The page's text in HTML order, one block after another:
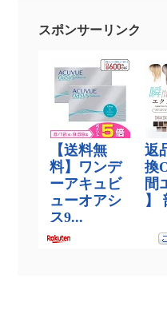
スポンサーリンク